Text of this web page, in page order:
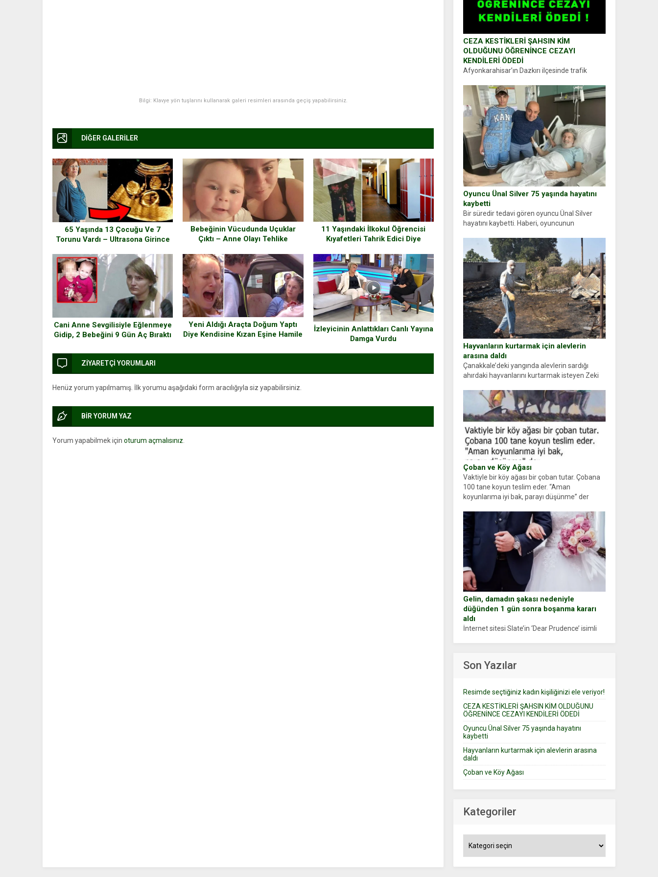
CEZA KESTİKLERİ ŞAHSIN KİM
OLDUĞUNU ÖĞRENİNCE CEZAYI
KENDİLERİ ÖDEDİ
Afyonkarahisar’ın Dazkırı ilçesinde trafik
durdurdukları bir otomobilin sürücüsünden
ehliyet ve ruhsat sorup belgelerini istedi.
Sürücü Abdurrahman Ö.nün verdiği evraklarda
eksik olduğunu...
Oyuncu Ünal Silver 75 yaşında hayatını
kaybetti
Bir süredir tedavi gören oyuncu Ünal Silver
hayatını kaybetti. Haberi, oyuncunun
sosyal medya hesabında “Usta Oyuncumuz ve
çok değerli dostumuz...
Hayvanların kurtarmak için alevlerin
arasına daldı
Çanakkale’deki yangında alevlerin sardığı
ahırdaki hayvanlarını kurtarmak isteyen Zeki
ellerinde yanıklar oluşan Demir, kâbus dolu
anları anlattı… Merkeze bağlı...
Çoban ve Köy Ağası
Vaktiyle bir köy ağası bir çoban tutar. Çobana
100 tane koyun teslim eder. “Aman
koyunlarıma iyi bak, parayı düşünme” der
Gelin, damadın şakası nedeniyle
düğünden 1 gün sonra boşanma kararı
aldı
İnternet sitesi Slate’in ‘Dear Prudence’ isimli
Son Yazılar
Resimde seçtiğiniz kadın kişiliğinizi ele veriyor!
CEZA KESTİKLERİ ŞAHSIN KİM OLDUĞUNU
ÖĞRENİNCE CEZAYI KENDİLERİ ÖDEDİ
Oyuncu Ünal Silver 75 yaşında hayatını
kaybetti
Hayvanların kurtarmak için alevlerin arasına
daldı
Çoban ve Köy Ağası
Kategoriler
Bilgi: Klavye yön tuşlarını kullanarak galeri resimleri arasında geçiş yapabilirsiniz.
DİĞER GALERİLER
65 Yaşında 13 Çocuğu Ve 7
Torunu Vardı – Ultrasona Girince
Bebeğinin Vücudunda Uçuklar
Çıktı – Anne Olayı Tehlike
Uyarıyor
11 Yaşındaki İlkokul Öğrencisi
Kıyafetleri Tahrik Edici Diye
Cani Anne Sevgilisiyle Eğlenmeye
Gidip, 2 Bebeğini 9 Gün Aç Bıraktı
Yeni Aldığı Araçta Doğum Yaptı
Diye Kendisine Kızan Eşine Hamile
İzleyicinin Anlattıkları Canlı Yayına
Damga Vurdu
ZİYARETÇİ YORUMLARI
Henüz yorum yapılmamış. İlk yorumu aşağıdaki form aracılığıyla siz yapabilirsiniz.
BİR YORUM YAZ
Yorum yapabilmek için oturum açmalısınız.